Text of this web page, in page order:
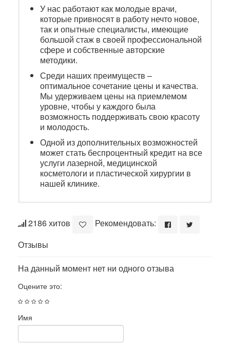
У нас работают как молодые врачи,
которые привносят в работу нечто новое,
так и опытные специалисты, имеющие
большой стаж в своей профессиональной
сфере и собственные авторские
методики.
Среди наших преимуществ –
оптимальное сочетание цены и качества.
Мы удерживаем цены на приемлемом
уровне, чтобы у каждого была
возможность поддерживать свою красоту
и молодость.
Одной из дополнительных возможностей
может стать беспроцентный кредит на все
услуги лазерной, медицинской
косметологи и пластической хирургии в
нашей клинике.
2186 хитов
Рекомендовать:
Отзывы
На данный момент нет ни одного отзыва
Оцените это:
Имя